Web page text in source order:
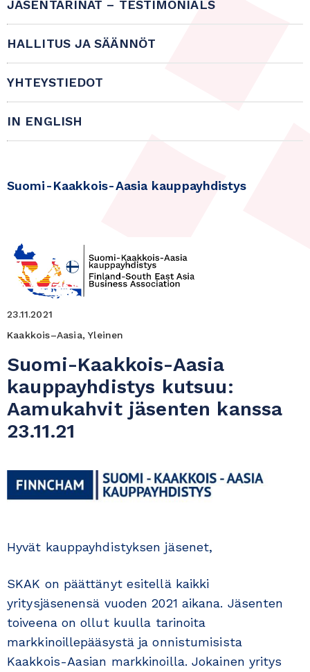
JÄSENTARINAT – TESTIMONIALS
HALLITUS JA SÄÄNNÖT
YHTEYSTIEDOT
IN ENGLISH
Suomi-Kaakkois-Aasia kauppayhdistys
23.11.2021
Kaakkois–Aasia, Yleinen
Suomi-Kaakkois-Aasia
kauppayhdistys kutsuu:
Aamukahvit jäsenten kanssa
23.11.21
Hyvät kauppayhdistyksen jäsenet,
SKAK on päättänyt esitellä kaikki
yritysjäsenensä vuoden 2021 aikana. Jäsenten
toiveena on ollut kuulla tarinoita
markkinoillepääsystä ja onnistumisista
Kaakkois-Aasian markkinoilla. Jokainen yritys